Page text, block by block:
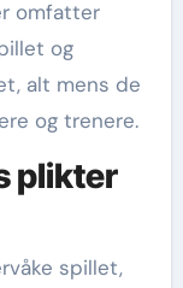
omfatter
og
alt mens de
og trenere.
plikter
spillet,